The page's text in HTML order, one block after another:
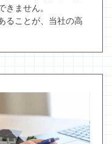
ません。
ることが、当社の高